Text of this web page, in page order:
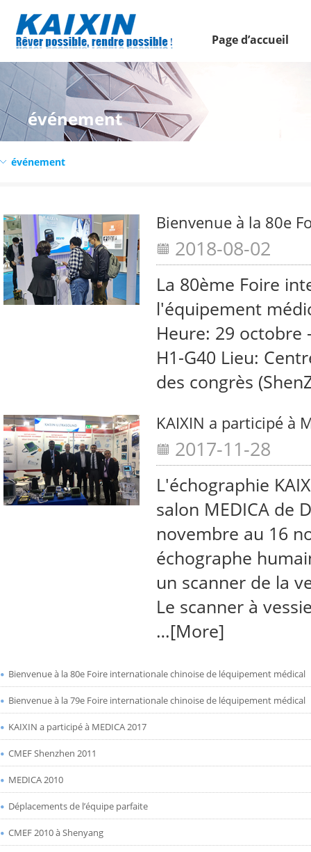
Page d’accueil
événement
événement
2018-08-02
La 80ème Foire
l'équipement
Heure: 29 octobre
H1-G40 Lieu:
des congrès
KAIXIN a participé à
2017-11-28
L'échographie
salon MEDICA de
novembre au 16
échographe
un scanner de la
Le scanner à
…[More]
Bienvenue à la 80e Foire internationale chinoise de léquipement médical
Bienvenue à la 79e Foire internationale chinoise de léquipement médical
KAIXIN a participé à MEDICA 2017
CMEF Shenzhen 2011
MEDICA 2010
Déplacements de l’équipe parfaite
CMEF 2010 à Shenyang